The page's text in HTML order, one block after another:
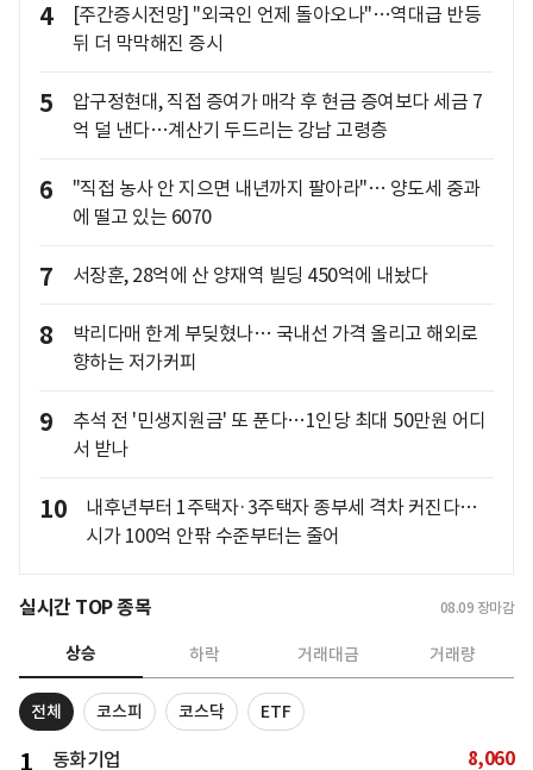
4
[주간증시전망] "외국인 언제 돌아오나"…역대급 반등
뒤 더 막막해진 증시
5
압구정현대, 직접 증여가 매각 후 현금 증여보다 세금 7
억 덜 낸다…계산기 두드리는 강남 고령층
6
"직접 농사 안 지으면 내년까지 팔아라"… 양도세 중과
에 떨고 있는 6070
7 서장훈, 28억에 산 양재역 빌딩 450억에 내놨다
8
박리다매 한계 부딪혔나… 국내선 가격 올리고 해외로
향하는 저가커피
9
추석 전 '민생지원금' 또 푼다…1인당 최대 50만원 어디
서 받나
10
내후년부터 1주택자·3주택자 종부세 격차 커진다…
시가 100억 안팎 수준부터는 줄어
실시간 TOP 종목 08.09 장마감
상승 하락 거래대금 거래량
전체 코스피 코스닥 ETF
1 동화기업 8,060